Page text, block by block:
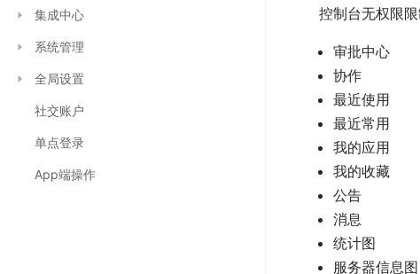
集成中心
系统管理
全局设置
社交账户
单点登录
App端操作
控制台无权限
审批中心
协作
最近使用
最近常用
我的应用
我的收藏
公告
消息
统计图
服务器信息图